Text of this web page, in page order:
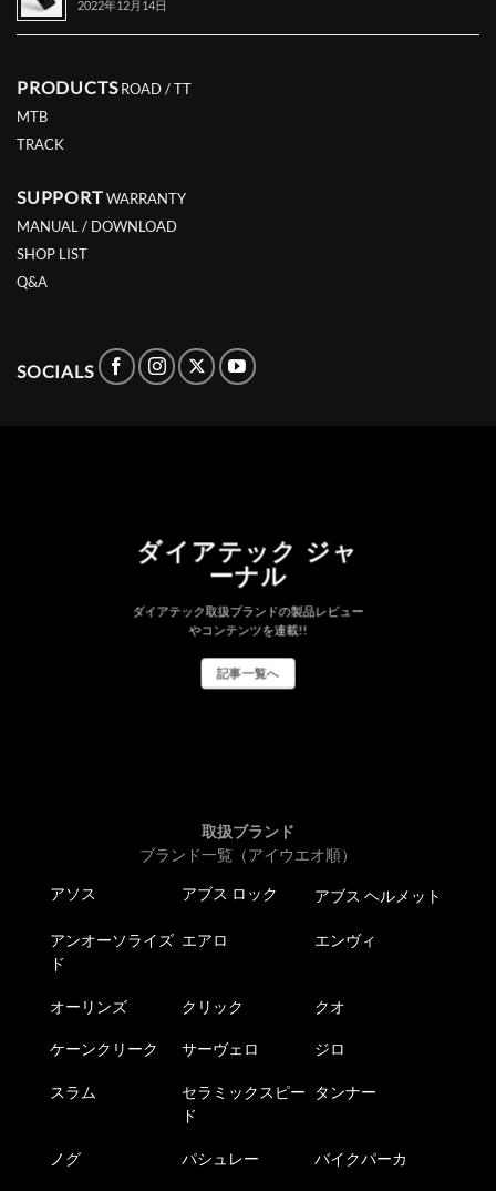
2022年12月14日
PRODUCTS ROAD / TT
MTB
TRACK
SUPPORT WARRANTY
MANUAL / DOWNLOAD
SHOP LIST
Q&A
SOCIALS
ダイアテック ジャ
ーナル
ダイアテック取扱ブランドの製品レビュー
やコンテンツを連載!!
記事一覧へ
取扱ブランド
ブランド一覧（アイウエオ順）
アソス アブス ロック アブス ヘルメット
アンオーソライズ
ド
エアロ エンヴィ
オーリンズ クリック クオ
ケーンクリーク サーヴェロ ジロ
スラム
セラミックスピー
ド
タンナー
ノグ パシュレー バイクパーカ